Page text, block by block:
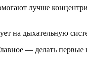
лучше
на дыхательную
— делать первые